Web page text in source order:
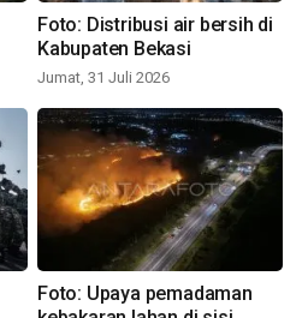
Foto: Distribusi air bersih di
Kabupaten Bekasi
Jumat, 31 Juli 2026
Foto: Upaya pemadaman